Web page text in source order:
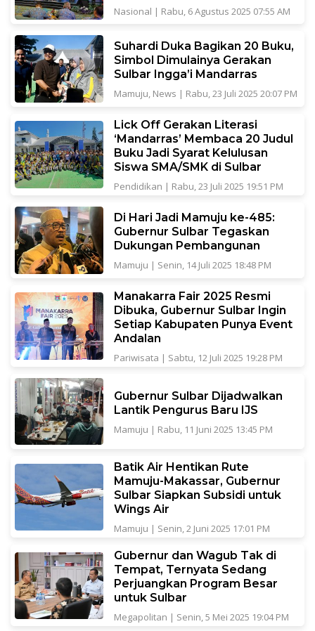
Nasional | Rabu, 6 Agustus 2025 07:55 AM
Suhardi Duka Bagikan 20 Buku,
Simbol Dimulainya Gerakan
Sulbar Ingga’i Mandarras
Mamuju, News | Rabu, 23 Juli 2025 20:07 PM
Lick Off Gerakan Literasi
‘Mandarras’ Membaca 20 Judul
Buku Jadi Syarat Kelulusan
Siswa SMA/SMK di Sulbar
Pendidikan | Rabu, 23 Juli 2025 19:51 PM
Di Hari Jadi Mamuju ke-485:
Gubernur Sulbar Tegaskan
Dukungan Pembangunan
Mamuju | Senin, 14 Juli 2025 18:48 PM
Manakarra Fair 2025 Resmi
Dibuka, Gubernur Sulbar Ingin
Setiap Kabupaten Punya Event
Andalan
Pariwisata | Sabtu, 12 Juli 2025 19:28 PM
Gubernur Sulbar Dijadwalkan
Lantik Pengurus Baru IJS
Mamuju | Rabu, 11 Juni 2025 13:45 PM
Batik Air Hentikan Rute
Mamuju-Makassar, Gubernur
Sulbar Siapkan Subsidi untuk
Wings Air
Mamuju | Senin, 2 Juni 2025 17:01 PM
Gubernur dan Wagub Tak di
Tempat, Ternyata Sedang
Perjuangkan Program Besar
untuk Sulbar
Megapolitan | Senin, 5 Mei 2025 19:04 PM